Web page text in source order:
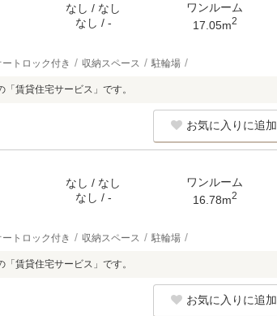
なし / なし
なし / -
ワンルーム
17.05m2
ートロック付き 収納スペース 駐輪場
賃貸住宅サービス」です。
お気に入りに追加
なし / なし
なし / -
ワンルーム
16.78m2
ートロック付き 収納スペース 駐輪場
賃貸住宅サービス」です。
お気に入りに追加